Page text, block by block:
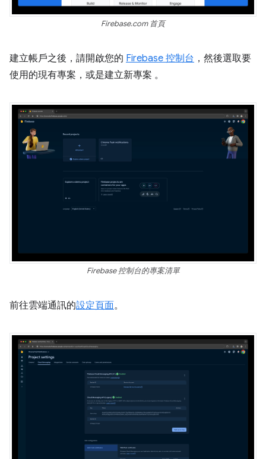
Firebase.com 首頁
建立帳戶之後，請開啟您的 Firebase 控制台 ，然後選取要
使用的現有專案，或是建立新專案 。
Firebase 控制台的專案清單
前往雲端通訊的設定頁面。